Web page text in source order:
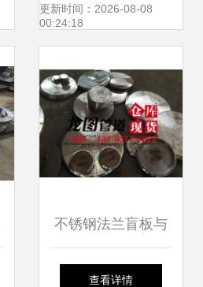
项全解析
更新时间：2026-08-08
00:24:18
不锈钢法兰盲板与
合金盲板法兰的应
查看详情